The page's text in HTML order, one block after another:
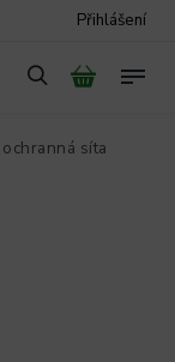
Přihlášení
síta